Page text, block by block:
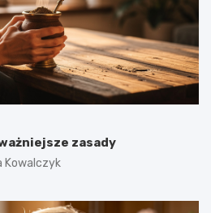
zasady
Kowalczyk